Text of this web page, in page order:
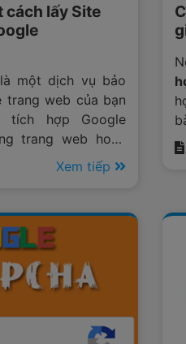
cách lấy Site
là một dịch vụ bảo
trang web của bạn
tích hợp Google
trang web hoặc
cầu domain web
được đăng ký với
sẽ hướng
Key, Secret Key
Xem tiếp